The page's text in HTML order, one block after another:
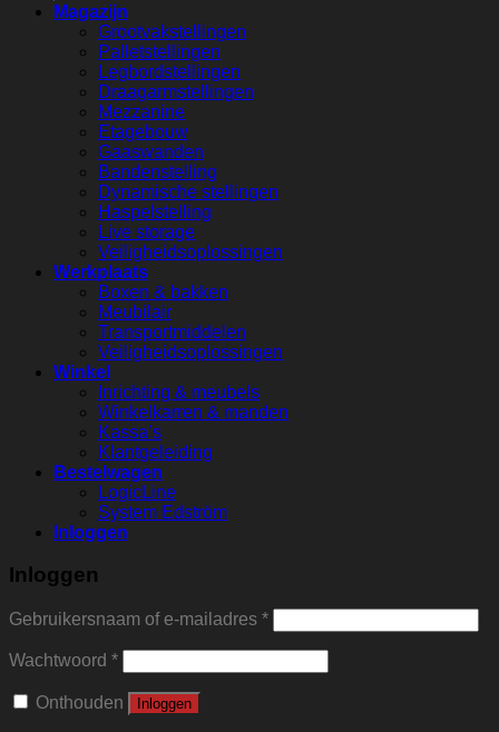
Magazijn
Grootvakstellingen
Palletstellingen
Legbordstellingen
Draagarmstellingen
Mezzanine
Etagebouw
Gaaswanden
Bandenstelling
Dynamische stellingen
Haspelstelling
Live storage
Veiligheidsoplossingen
Werkplaats
Boxen & bakken
Meubilair
Transportmiddelen
Veiligheidsoplossingen
Winkel
Inrichting & meubels
Winkelkarren & manden
Kassa’s
Klantgeleiding
Bestelwagen
LogicLine
System Edström
Inloggen
Inloggen
Gebruikersnaam of e-mailadres *
Wachtwoord *
Onthouden Inloggen